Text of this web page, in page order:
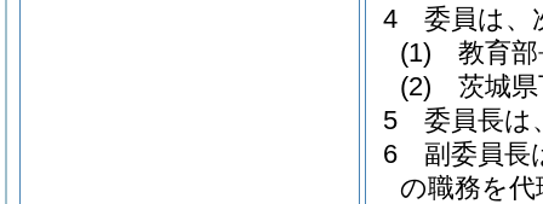
4
委員は、
(1)
教育
(2)
茨城
5
委員長は
6
副委員長
の職務を